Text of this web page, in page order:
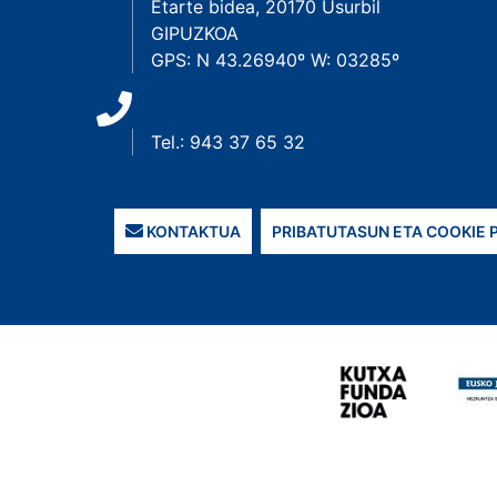
Etarte bidea, 20170 Usurbil
GIPUZKOA
GPS: N 43.26940º W: 03285º
Tel.: 943 37 65 32
KONTAKTUA PRIBATUTASUN ETA COOKIE